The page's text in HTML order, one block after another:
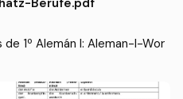
Berufe.pdf
1º Alemán I: Aleman-I-Wor